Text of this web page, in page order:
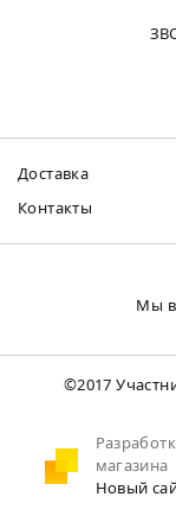
Доставка
Контакты
Мы в
©2017
магазина
Новый